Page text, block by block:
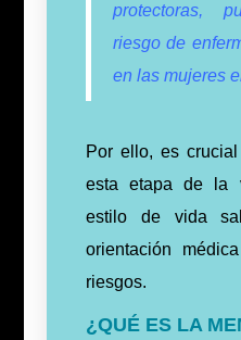
protectoras,
riesgo de
en las mujeres
Por ello, es
esta etapa de la
estilo de vida
orientación
riesgos.
¿QUÉ ES LA